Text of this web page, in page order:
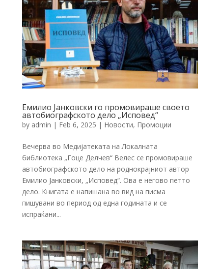
Емилио Јанковски го промовираше своето
автобиографското дело „Исповед“
by admin | Feb 6, 2025 | Новости, Промоции
Вечерва во Медијатеката на Локалната
библиотека „Гоце Делчев“ Велес се промовираше
автобиографското дело на роднокрајниот автор
Емилио Јанковски, „Исповед“. Ова е негово петто
дело. Книгата е напишана во вид на писма
пишувани во период од една годината и се
испраќани...